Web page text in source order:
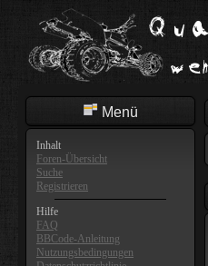
Menü
Inhalt
Foren-Übersicht
Suche
Registrieren
Hilfe
FAQ
BBCode-Anleitung
Nutzungsbedingungen